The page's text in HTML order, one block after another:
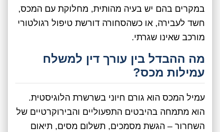
במקרים בהם יש בעיה מהותית, מחלוקת עם המכס,
חשד לעבירה, או כשהסחורה דורשת טיפול רגולטורי
מורכב שאינו שגרתי.
מה ההבדל בין עורך דין למשלח
עמילות מכס?
עמיל המכס הוא גורם חיוני בשרשרת הלוגיסטית.
הוא מתמחה בהיבטים התפעוליים והבירוקרטיים של
השחרור – הגשת מסמכים, תשלום מסים, תיאום